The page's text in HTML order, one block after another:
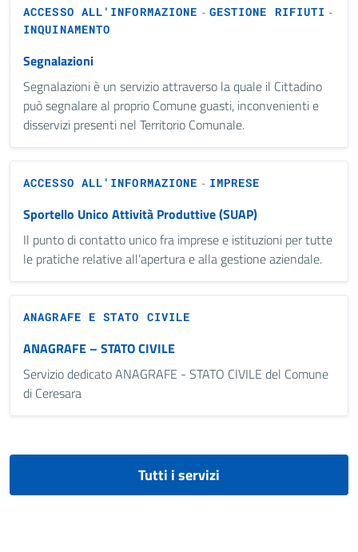
ACCESSO ALL'INFORMAZIONE - GESTIONE RIFIUTI -
INQUINAMENTO
Segnalazioni
Segnalazioni è un servizio attraverso la quale il Cittadino
può segnalare al proprio Comune guasti, inconvenienti e
disservizi presenti nel Territorio Comunale.
ACCESSO ALL'INFORMAZIONE - IMPRESE
Sportello Unico Attività Produttive (SUAP)
Il punto di contatto unico fra imprese e istituzioni per tutte
le pratiche relative all’apertura e alla gestione aziendale.
ANAGRAFE E STATO CIVILE
ANAGRAFE – STATO CIVILE
Servizio dedicato ANAGRAFE - STATO CIVILE del Comune
di Ceresara
Tutti i servizi